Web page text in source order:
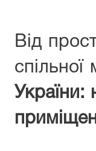
Від
України: